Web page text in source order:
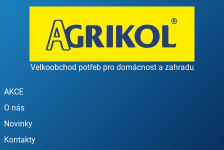
Velkoobchod potřeb pro domácnost a zahradu
AKCE
O nás
Novinky
Kontakty